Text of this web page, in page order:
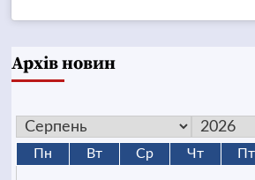
Архів новин
Пн Вт Ср Чт Пт